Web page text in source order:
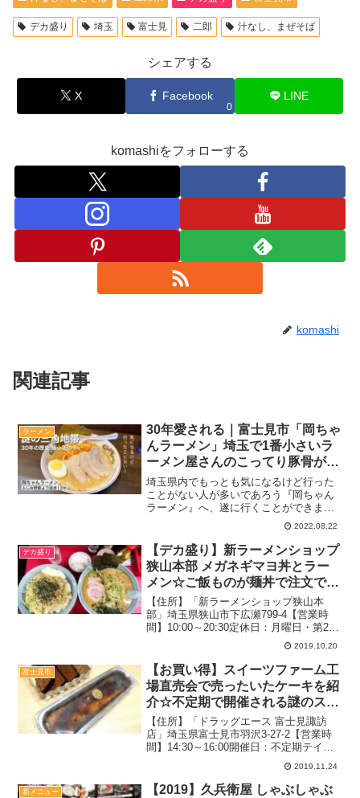
デカ盛り 埼玉 富士見 二郎 汁なし、まぜそば
シェアする
X Facebook
0
LINE
komashiをフォローする
komashi
関連記事
ラーメン
30年愛される｜富士見市「岡ちゃ
んラーメン」埼玉で1番小さいラ
ーメン屋さんのこってり豚骨が旨
い。
埼玉県内でもっとも気になるけど行った
ことがない人が多いであろう『岡ちゃん
ラーメン』へ、遂に行くことができまし
た。ここは富士見市の国道254号沿いのと
ある三角地帯、駐車場もろくに見えず通
り過ぎていたけどいつかは食べてみたい
と思っていてお店。何...
2022.08.22
デカ盛り
【デカ盛り】新ラーメンショップ
狭山本部 メガネギマヨ丼とラー
メン☆ご飯ものが麺丼で注文でき
るお店【圧巻】
【住所】「新ラーメンショップ狭山本
部」埼玉県狭山市下広瀬799-4【営業時
間】10:00～20:30定休日：月曜日・第2火
曜日TEL：0429-54-6280テーブル席有り
駐車場：あり（トラックには狭そう）喫
煙可2019.10月（平日）：1...
2019.10.20
富士見市
【お買い得】スイーツファーム工
場直売会で売ったいたケーキを紹
介☆不定期で開催される謎のスイ
ーツ屋さん【行列】
【住所】「ドラッグエース 富士見諏訪
店」埼玉県富士見市羽沢3-27-2【営業時
間】14:30～16:00開催日：不定期テイク
アウトのみ駐車場：店舗の駐車場あり
2019.11月（週末）：14時30到着→行列関
連：デザート＆お菓子の記事一覧関連...
2019.11.24
新メニュー
【2019】久兵衛屋 しゃぶしゃぶ